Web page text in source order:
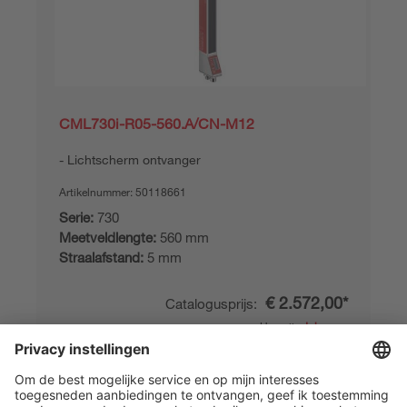
CML730i-R05-560.A/CN-M12
Lichtscherm ontvanger
Artikelnummer: 50118661
Serie: 730
Meetveldlengte: 560 mm
Straalafstand: 5 mm
Catalogusprijs: € 2.572,00*
Uw prijs:Inloggen
Verwachte levertijd: 14 werkdagen
Vergelijken